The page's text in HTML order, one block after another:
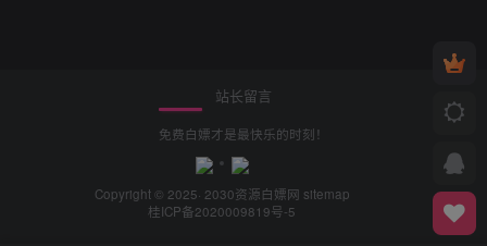
站长留言
免费白嫖才是最快乐的时刻！
Copyright © 2025· 2030资源白嫖网 sitemap
桂ICP备2020009819号-5